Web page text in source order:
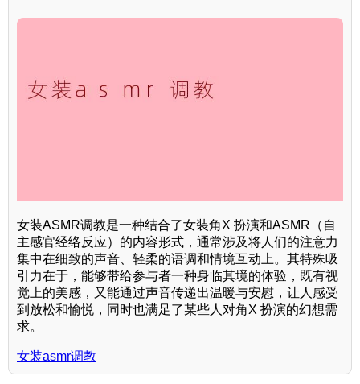
女装ASMR调教是一种结合了女装角X 扮演和ASMR（自
主感官经络反应）的内容形式，通常涉及将人们的注意力
集中在细致的声音、轻柔的语调和情境互动上。其特殊吸
引力在于，能够带给参与者一种身临其境的体验，既有视
觉上的美感，又能通过声音传递出温暖与安慰，让人感受
到放松和愉悦，同时也满足了某些人对角X 扮演的幻想需
求。
女装asmr调教